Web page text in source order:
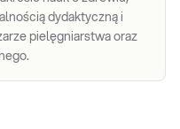
dydaktyczną i
pielęgniarstwa oraz